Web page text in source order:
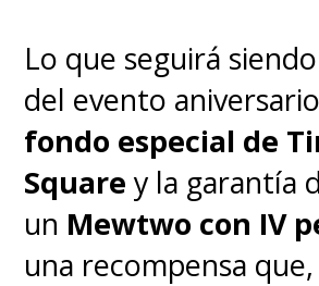
Lo que seguirá
del evento
fondo especial de
Square y la garantía
un Mewtwo con IV
una recompensa